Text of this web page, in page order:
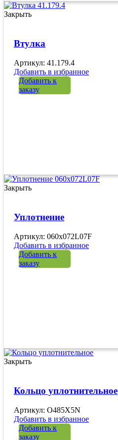
Закрыть
Втулка
Артикул: 41.179.4
Добавить в избранное
Добавить к
заказу
Закрыть
Уплотнение
Артикул: 060х072L07F
Добавить в избранное
Добавить к
заказу
Закрыть
Кольцо уплотнительное
Артикул: O485X5N
Добавить в избранное
Добавить к
заказу